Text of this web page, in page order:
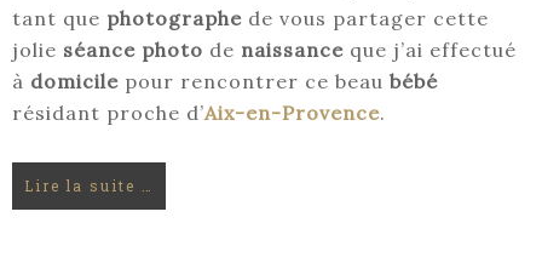
tant que photographe de vous partager cette
jolie séance photo de naissance que j’ai effectué
à domicile pour rencontrer ce beau bébé
résidant proche d’Aix-en-Provence.
Lire la suite …